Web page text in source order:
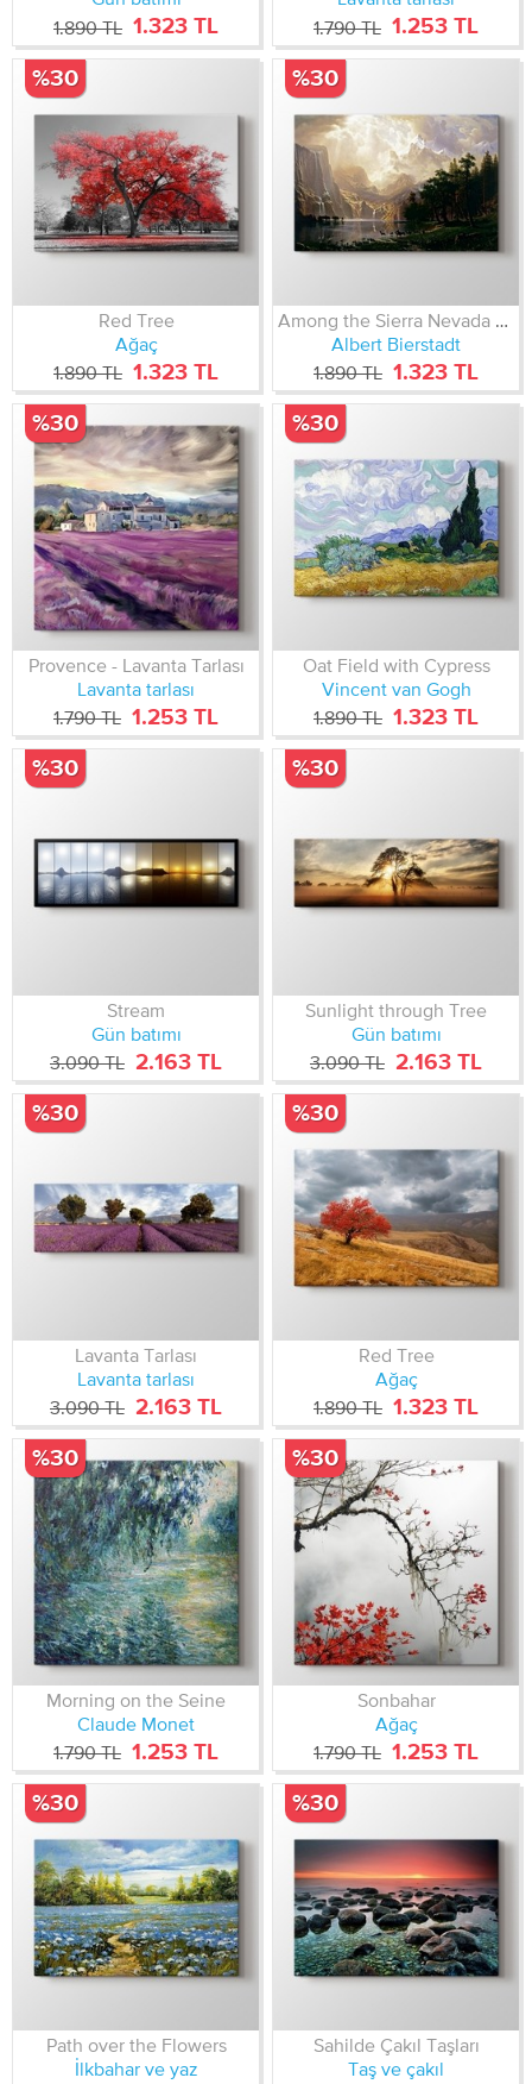
1.890 TL 1.323 TL
1.790 TL 1.253 TL
Red Tree
Ağaç
1.890 TL 1.323 TL
%30
Albert Bierstadt
1.890 TL 1.323 TL
%30
Provence - Lavanta Tarlası
Lavanta tarlası
1.790 TL 1.253 TL
%30
Oat Field with Cypress
Vincent van Gogh
1.890 TL 1.323 TL
%30
Stream
Gün batımı
3.090 TL 2.163 TL
%30
Sunlight through Tree
Gün batımı
3.090 TL 2.163 TL
%30
Lavanta Tarlası
Lavanta tarlası
3.090 TL 2.163 TL
%30
Red Tree
Ağaç
1.890 TL 1.323 TL
%30
Morning on the Seine
Claude Monet
1.790 TL 1.253 TL
%30
Sonbahar
Ağaç
1.790 TL 1.253 TL
%30
Path over the Flowers
İlkbahar ve yaz
%30
Sahilde Çakıl Taşları
Taş ve çakıl
%30